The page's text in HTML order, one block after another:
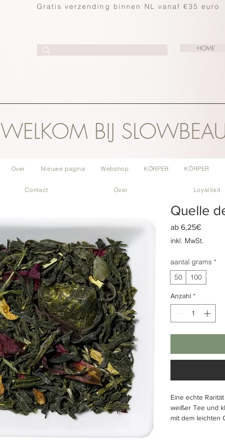
Gratis verzending binnen NL vanaf €35 euro
HOME
WELKOM BIJ
Over Nieuwe pagina Webshop KÖRPER KÖRPER
Contact Over Loyaliteit
Quelle
ab 6,25€Sale-
Preis
inkl. MwSt.
aantal grams *
50
100
Anzahl *
Eine echte
weißer Tee und
mit dem leichten